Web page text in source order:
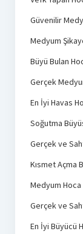
Güvenilir
Medyum
Büyü Bulan
Gerçek
En İyi Havas
Soğutma
Gerçek ve
Kısmet Açma
Medyum
Gerçek ve
En İyi Büyücü